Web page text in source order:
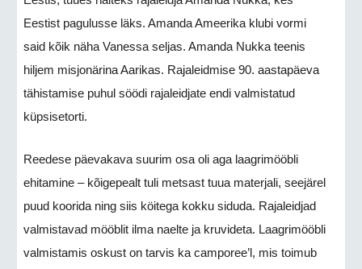
Eestist pagulusse läks. Amanda Ameerika klubi vormi
said kõik näha Vanessa seljas. Amanda Nukka teenis
hiljem misjonärina Aarikas. Rajaleidmise 90. aastapäeva
tähistamise puhul söödi rajaleidjate endi valmistatud
küpsisetorti.
Reedese päevakava suurim osa oli aga laagrimööbli
ehitamine – kõigepealt tuli metsast tuua materjali, seejärel
puud koorida ning siis köitega kokku siduda. Rajaleidjad
valmistavad mööblit ilma naelte ja kruvideta. Laagrimööbli
valmistamis oskust on tarvis ka camporee’l, mis toimub